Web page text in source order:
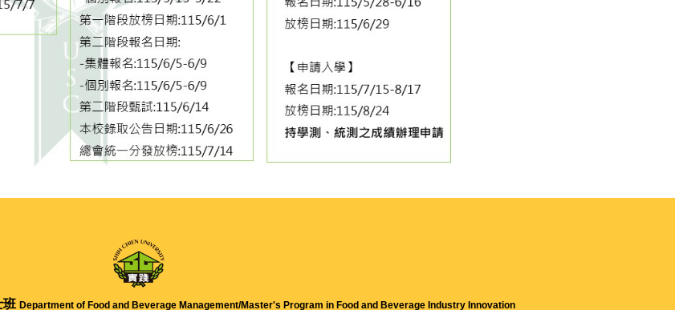
班 Department of Food and Beverage Management/Master's Program in Food and Beverage Industry Innovation